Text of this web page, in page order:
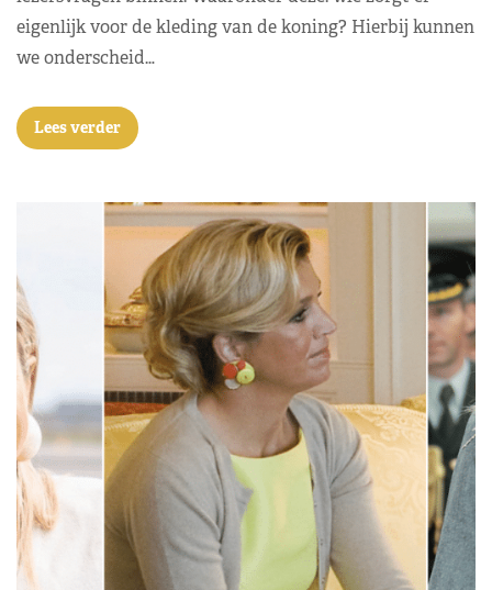
eigenlijk voor de kleding van de koning? Hierbij kunnen
we onderscheid…
Lees verder